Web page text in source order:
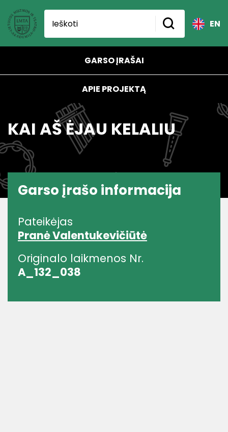
EN
GARSO ĮRAŠAI
APIE PROJEKTĄ
KAI AŠ ĖJAU KELALIU
Garso įrašo informacija
Pateikėjas
Pranė Valentukevičiūtė
Originalo laikmenos Nr.
A_132_038